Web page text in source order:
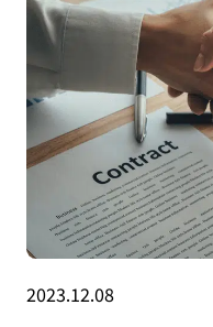
2023.12.08